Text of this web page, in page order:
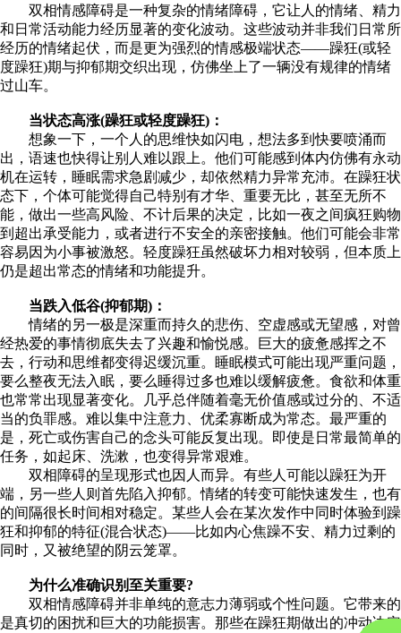
双相情感障碍是一种复杂的情绪障碍，它让人的情绪、精力
和日常活动能力经历显著的变化波动。这些波动并非我们日常所
经历的情绪起伏，而是更为强烈的情感极端状态——躁狂(或轻
度躁狂)期与抑郁期交织出现，仿佛坐上了一辆没有规律的情绪
过山车。
​​当状态高涨(躁狂或轻度躁狂)：​​
想象一下，一个人的思维快如闪电，想法多到快要喷涌而
出，语速也快得让别人难以跟上。他们可能感到体内仿佛有永动
机在运转，睡眠需求急剧减少，却依然精力异常充沛。在躁狂状
态下，个体可能觉得自己特别有才华、重要无比，甚至无所不
能，做出一些高风险、不计后果的决定，比如一夜之间疯狂购物
到超出承受能力，或者进行不安全的亲密接触。他们可能会非常
容易因为小事被激怒。轻度躁狂虽然破坏力相对较弱，但本质上
仍是超出常态的情绪和功能提升。
当跌入低谷(抑郁期)：​​
情绪的另一极是深重而持久的悲伤、空虚感或无望感，对曾
经热爱的事情彻底失去了兴趣和愉悦感。巨大的疲惫感挥之不
去，行动和思维都变得迟缓沉重。睡眠模式可能出现严重问题，
要么整夜无法入眠，要么睡得过多也难以缓解疲惫。食欲和体重
也常常出现显著变化。几乎总伴随着毫无价值感或过分的、不适
当的负罪感。难以集中注意力、优柔寡断成为常态。最严重的
是，死亡或伤害自己的念头可能反复出现。即使是日常最简单的
任务，如起床、洗漱，也变得异常艰难。
双相障碍的呈现形式也因人而异。有些人可能以躁狂为开
端，另一些人则首先陷入抑郁。情绪的转变可能快速发生，也有
的间隔很长时间相对稳定。某些人会在某次发作中同时体验到躁
狂和抑郁的特征(混合状态)——比如内心焦躁不安、精力过剩的
同时，又被绝望的阴云笼罩。
为什么准确识别至关重要?​​
双相情感障碍并非单纯的意志力薄弱或个性问题。它带来的
是真切的困扰和巨大的功能损害。那些在躁狂期做出的冲动决定